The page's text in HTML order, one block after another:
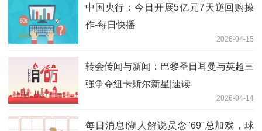
中国央行：今日开展5亿元7天逆回购操
作-每日快播
2026-04-15
转会传闻与新闻：巴黎圣日耳曼与英超三
强争夺纽卡斯尔新星|速读
2026-04-14
每日消息!湖人解说员念"69"总加戏，球